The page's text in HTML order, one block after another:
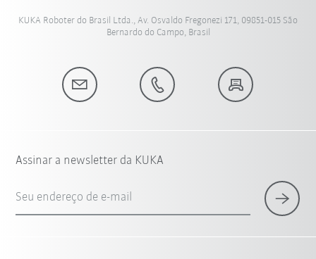
KUKA Roboter do Brasil Ltda., Av. Osvaldo Fregonezi 171, 09851-015 São
Bernardo do Campo, Brasil
Assinar a newsletter da KUKA
Seu endereço de e-mail